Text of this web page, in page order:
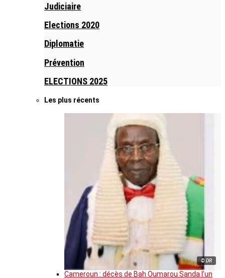
Judiciaire
Elections 2020
Diplomatie
Prévention
ELECTIONS 2025
Les plus récents
© DR
Cameroun : décès de Bah Oumarou Sanda l’un